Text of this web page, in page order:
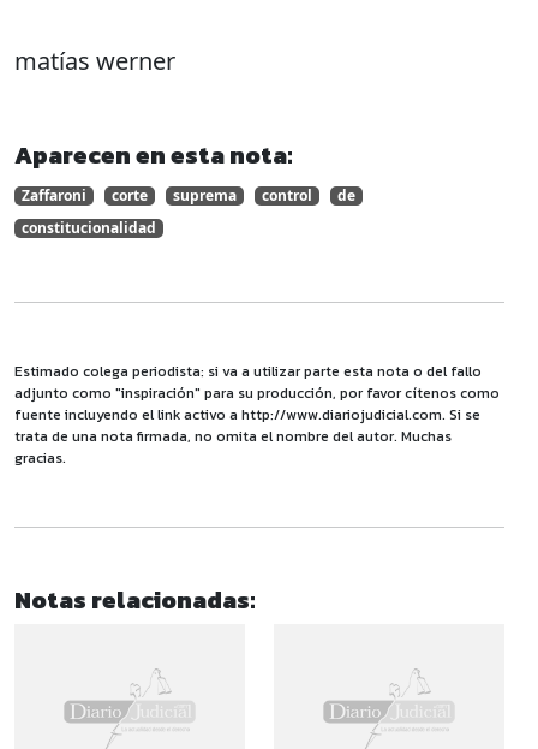
matías werner
Aparecen en esta nota:
Zaffaroni corte suprema control
de
constitucionalidad
Estimado colega periodista: si va a utilizar parte esta nota o del fallo
adjunto como "inspiración" para su producción, por favor cítenos como
fuente incluyendo el link activo a http://www.diariojudicial.com. Si se
trata de una nota firmada, no omita el nombre del autor. Muchas
gracias.
Notas relacionadas: